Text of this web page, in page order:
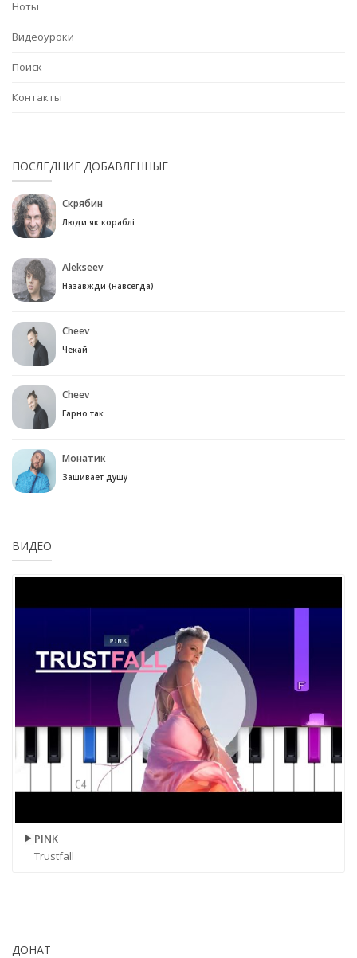
Ноты
Видеоуроки
Поиск
Контакты
ПОСЛЕДНИЕ ДОБАВЛЕННЫЕ
Скрябин
Люди як кораблі
Alekseev
Назавжди (навсегда)
Cheev
Чекай
Cheev
Гарно так
Монатик
Зашивает душу
ВИДЕО
PINK
Trustfall
ДОНАТ